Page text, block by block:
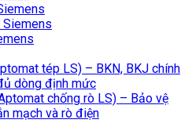
Siemens
tép LS) – BKN, BKJ chính
dòng định mức
chống rò LS) – Bảo vệ
mạch và rò điện